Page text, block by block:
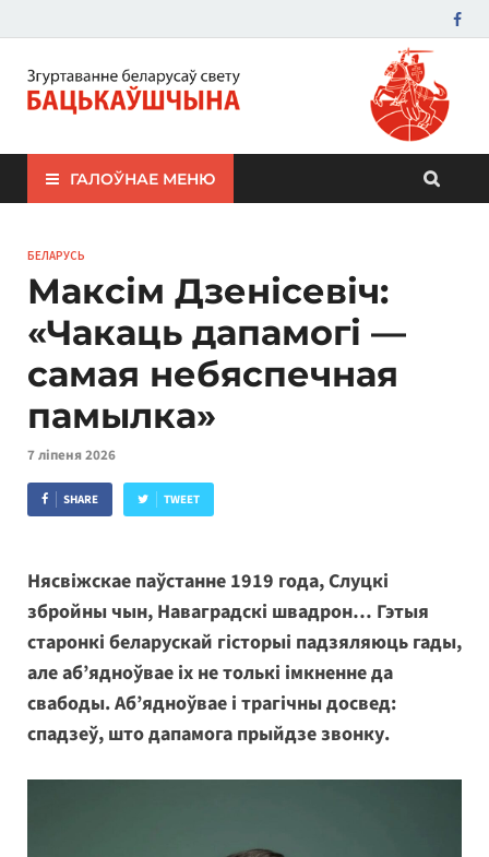
ЗБС "Бацькаўшчына"
ГАЛОЎНАЕ МЕНЮ
БЕЛАРУСЬ
Максім Дзенісевіч:
«Чакаць дапамогі —
самая небяспечная
памылка»
7 ліпеня 2026
SHARE TWEET
Нясвіжскае паўстанне 1919 года, Слуцкі
збройны чын, Наваградскі швадрон… Гэтыя
старонкі беларускай гісторыі падзяляюць гады,
але аб’ядноўвае іх не толькі імкненне да
свабоды. Аб’ядноўвае і трагічны досвед:
спадзеў, што дапамога прыйдзе звонку.